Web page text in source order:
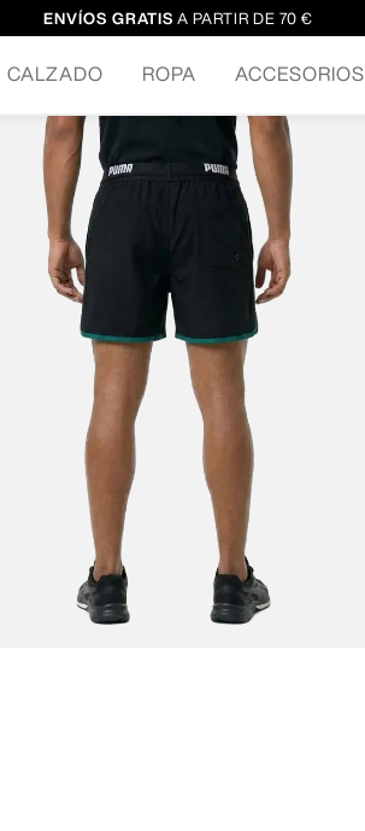
ENVÍOS GRATIS A PARTIR DE 70 €
CALZADO ROPA ACCESORIOS